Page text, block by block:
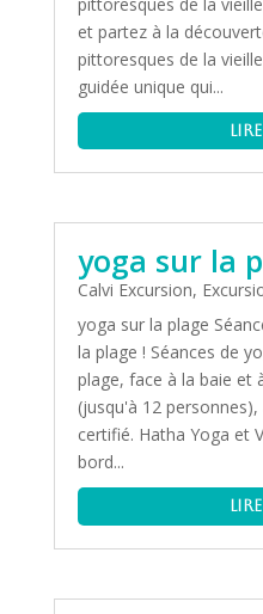
et partez à la
pittoresques de la
guidée unique qui...
yoga sur la
Calvi Excursion,
yoga sur la plage
la plage ! Séances de
plage, face à la baie et
(jusqu'à 12
certifié. Hatha Yoga et
bord...